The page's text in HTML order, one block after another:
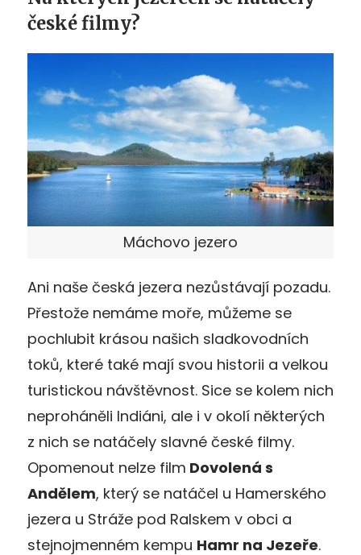
české filmy?
Máchovo jezero
Ani naše česká jezera nezůstávají pozadu.
Přestože nemáme moře, můžeme se
pochlubit krásou našich sladkovodních
toků, které také mají svou historii a velkou
turistickou návštěvnost. Sice se kolem nich
neproháněli Indiáni, ale i v okolí některých
z nich se natáčely slavné české filmy.
Opomenout nelze film Dovolená s
Andělem, který se natáčel u Hamerského
jezera u Stráže pod Ralskem v obci a
stejnojmenném kempu Hamr na Jezeře.